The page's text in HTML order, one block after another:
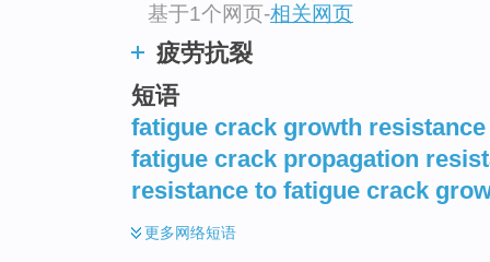
基于1个网页-相关网页
疲劳抗裂
短语
fatigue crack growth resistance
fatigue crack propagation
resistance to fatigue crack
更多网络短语